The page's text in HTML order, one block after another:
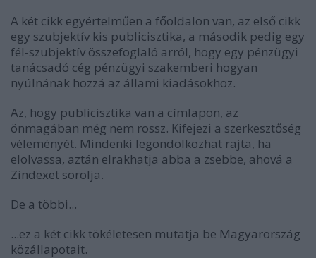
A két cikk egyértelműen a főoldalon van, az első cikk
egy szubjektív kis publicisztika, a második pedig egy
fél-szubjektív összefoglaló arról, hogy egy pénzügyi
tanácsadó cég pénzügyi szakemberi hogyan
nyúlnának hozzá az állami kiadásokhoz.
Az, hogy publicisztika van a címlapon, az
önmagában még nem rossz. Kifejezi a szerkesztőség
véleményét. Mindenki legondolkozhat rajta, ha
elolvassa, aztán elrakhatja abba a zsebbe, ahová a
Zindexet sorolja.
De a többi...
...ez a két cikk tökéletesen mutatja be Magyarország
közállapotait.